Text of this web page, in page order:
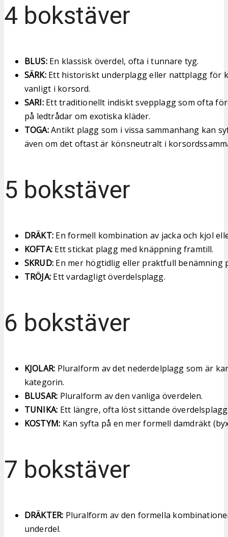
4 bokstäver
BLUS:En klassisk överdel, ofta i tunnare tyg.
SÄRK:Ett historiskt underplagg eller nattplagg för
vanligt i korsord.
SARI:Ett traditionellt indiskt svepplagg som ofta
på ledtrådar om exotiska kläder.
TOGA:Antikt plagg som i vissa sammanhang kan
även om det oftast är könsneutralt i
5 bokstäver
DRÄKT:En formell kombination av jacka och kjol
KOFTA:Ett stickat plagg med knäppning framtill.
SKRUD:En mer högtidlig eller praktfull benämning
TRÖJA:Ett vardagligt överdelsplagg.
6 bokstäver
KJOLAR: Pluralform av det nederdelplagg som är
kategorin.
BLUSAR: Pluralform av den vanliga överdelen.
TUNIKA: Ett längre, ofta löst sittande
KOSTYM: Kan syfta på en mer formell damdräkt
7 bokstäver
DRÄKTER: Pluralform av den formella
underdel.